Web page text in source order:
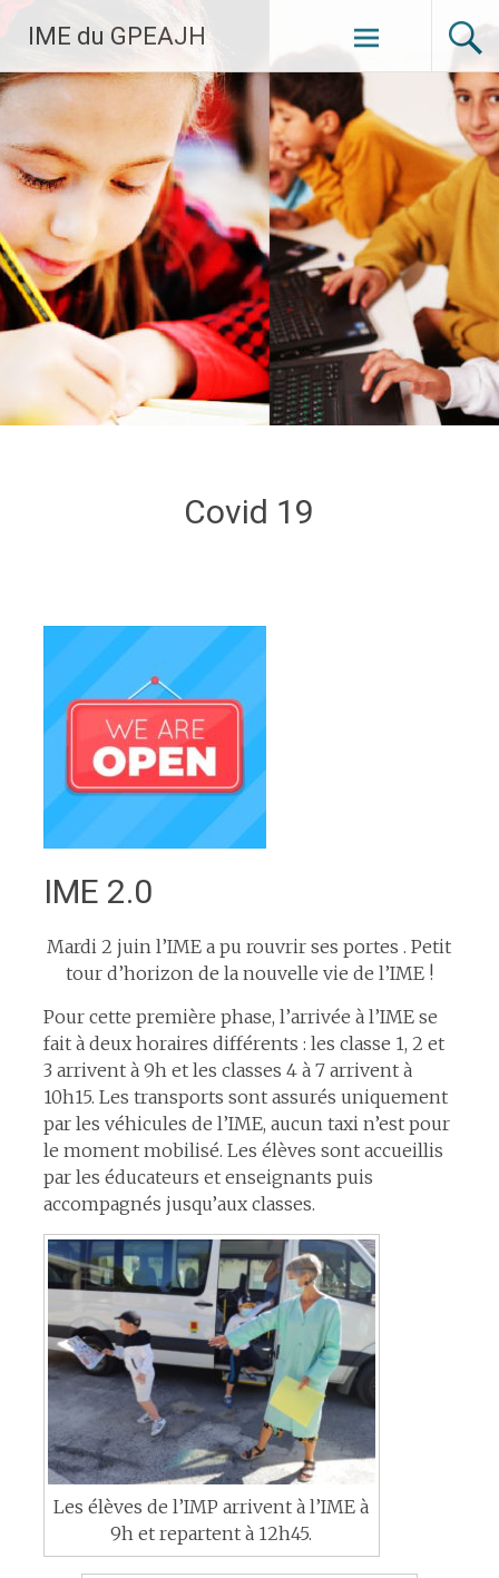
Aller
au
contenu
principal
IME du GPEAJH
Covid 19
IME 2.0
Mardi 2 juin l’IME a pu rouvrir ses portes . Petit
tour d’horizon de la nouvelle vie de l’IME !
Pour cette première phase, l’arrivée à l’IME se
fait à deux horaires différents : les classe 1, 2 et
3 arrivent à 9h et les classes 4 à 7 arrivent à
10h15. Les transports sont assurés uniquement
par les véhicules de l’IME, aucun taxi n’est pour
le moment mobilisé. Les élèves sont accueillis
par les éducateurs et enseignants puis
accompagnés jusqu’aux classes.
Les élèves de l’IMP arrivent à l’IME à
9h et repartent à 12h45.